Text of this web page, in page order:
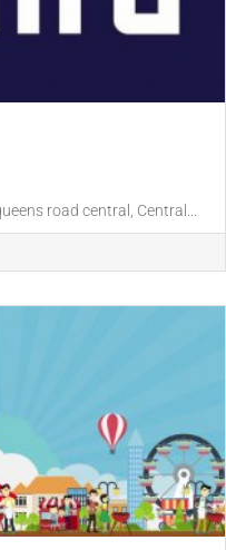
road central, Central...